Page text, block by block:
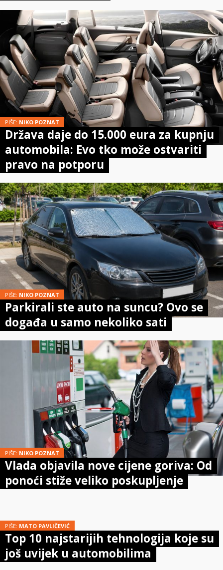
PIŠE: NIKO POZNAT
Država daje do 15.000 eura za kupnju
automobila: Evo tko može ostvariti
pravo na potporu
PIŠE: NIKO POZNAT
Parkirali ste auto na suncu? Ovo se
događa u samo nekoliko sati
PIŠE: NIKO POZNAT
Vlada objavila nove cijene goriva: Od
ponoći stiže veliko poskupljenje
PIŠE: MATO PAVLIČEVIĆ
Top 10 najstarijih tehnologija koje su
još uvijek u automobilima